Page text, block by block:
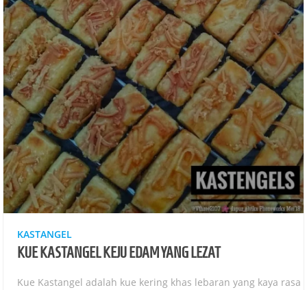
KASTANGEL
KUE KASTANGEL KEJU EDAM YANG LEZAT
Kue Kastangel adalah kue kering khas lebaran yang kaya rasa